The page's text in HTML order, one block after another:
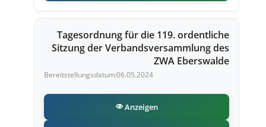
Tagesordnung für die 119. ordentliche
Sitzung der Verbandsversammlung des
ZWA Eberswalde
06.05.2024
Anzeigen